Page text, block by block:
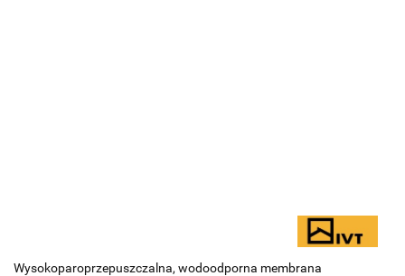
Wysokoparoprzepuszczalna, wodoodporna membrana